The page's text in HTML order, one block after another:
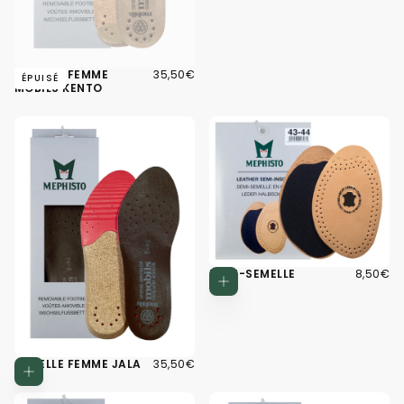
SEMELLE FEMME
MOBILS KENTO
ÉPUISÉ 35,50€
PRIX
35,50€
Choisissez des options
SEMELLE FEMME JALA 35,50€
PRIX
35,50€
Choisissez
DEMI-SEMELLE 8,50€
PRIX
8,50€